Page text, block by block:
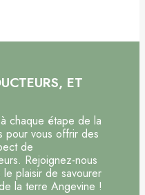
ET
chaque étape de la
pour vous offrir des
de
Rejoignez-nous
plaisir de savourer
la terre Angevine !